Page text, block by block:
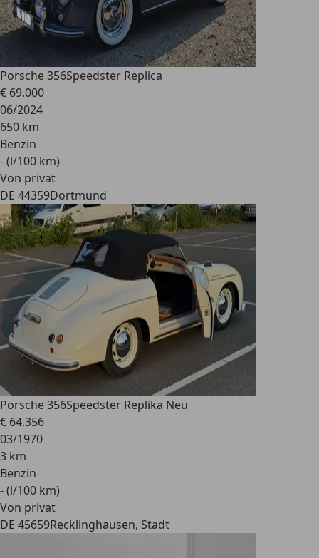
Porsche 356Speedster Replica
€ 69.000
06/2024
650 km
Benzin
- (l/100 km)
Von privat
DE 44359Dortmund
Porsche 356Speedster Replika Neu
€ 64.356
03/1970
3 km
Benzin
- (l/100 km)
Von privat
DE 45659Recklinghausen, Stadt